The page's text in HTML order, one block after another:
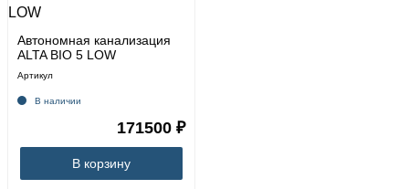
Автономная канализация
ALTA BIO 5 LOW
Артикул
В наличии
171500 ₽
В корзину